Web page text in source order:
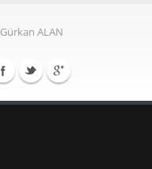
ALAN